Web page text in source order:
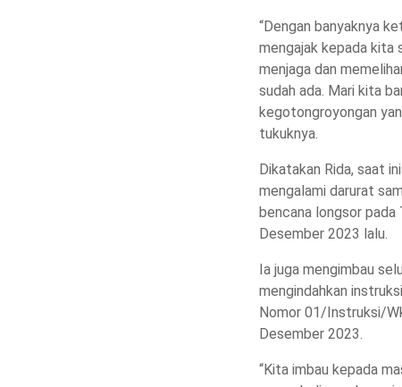
“Dengan banyaknya
mengajak kepada kita
menjaga dan
sudah ada. Mari kita
kegotongroyongan
tukuknya.
Dikatakan Rida, saat
mengalami darurat
bencana longsor
Desember 2023 lalu.
Ia juga mengimbau
mengindahkan
Nomor 01/Instruksi/
Desember 2023.
“Kita imbau kepada